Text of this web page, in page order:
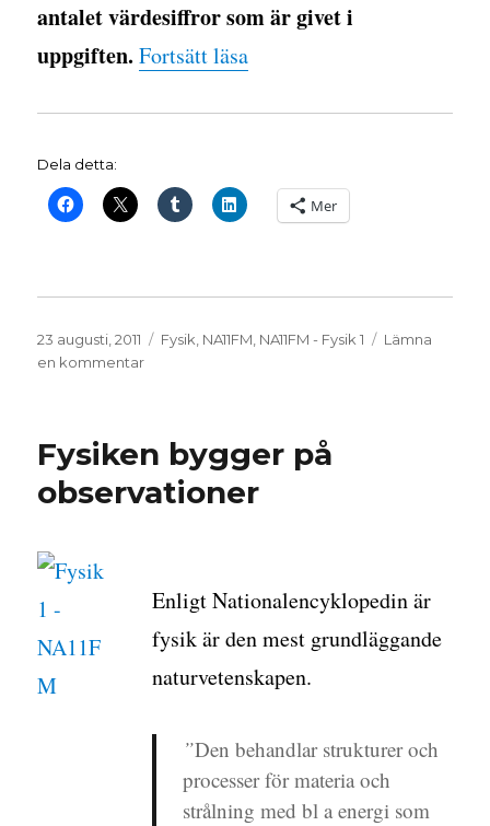
antalet värdesiffror som är givet i
uppgiften. Fortsätt läsa”Fysik idag”
Dela detta:
Mer
Publicerat
den
23 augusti, 2011 Kategorier
Fysik, NA11FM, NA11FM - Fysik 1
Lämna
en kommentartill
Fysiken bygger på
observationer
Enligt Nationalencyklopedin är
fysik är den mest grundläggande
naturvetenskapen.
”Den behandlar strukturer och
processer för materia och
strålning med bl a energi som